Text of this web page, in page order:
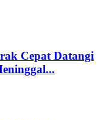
Cepat Datangi